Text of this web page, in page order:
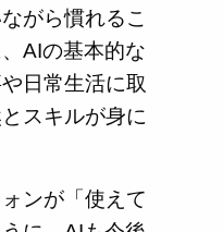
がら慣れるこ
AIの基本的な
日常生活に取
スキルが身に
ンが「使えて